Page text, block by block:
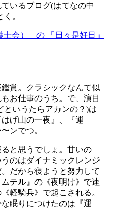
いるブログ(はてなの中
。
会） の 「日々是好日」
賞。クラシックなんて似
お仕事のうち。で、演目
というたらアカンの？)は
げ山の一夜』、『運
ンでつ。
と思うでしょ。甘いの
のはダイナミックレンジ
だから寝ようと努力して
テル』の《夜明け》で速
軽騎兵》で起こされる。
眠りにつけたのは『運